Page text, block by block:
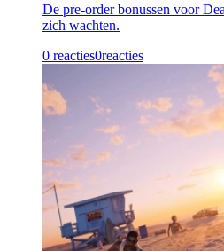
De pre-order bonussen voor
zich wachten.
0 reacties0reacties